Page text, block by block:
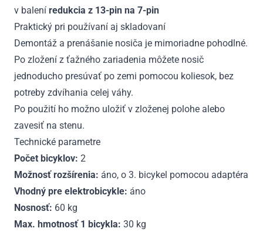
v balení redukcia z 13-pin na 7-pin
Praktický pri používaní aj skladovaní
Demontáž a prenášanie nosiča je mimoriadne pohodlné.
Po zložení z ťažného zariadenia môžete nosič
jednoducho presúvať po zemi pomocou koliesok, bez
potreby zdvíhania celej váhy.
Po použití ho možno uložiť v zloženej polohe alebo
zavesiť na stenu.
Technické parametre
Počet bicyklov: 2
Možnosť rozšírenia: áno, o 3. bicykel pomocou adaptéra
Vhodný pre elektrobicykle: áno
Nosnosť: 60 kg
Max. hmotnosť 1 bicykla: 30 kg